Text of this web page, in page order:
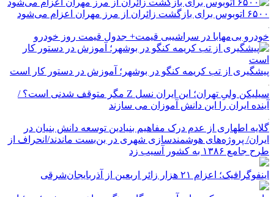
۶۵۰۰ اتوبوس برای بازگشت زائران از مرز مهران اعزام می‌شود
خودرو بی‌مهابا در سراشیبی قیمت+ جدول قیمت روز خودرو
پیشگیری از تب کریمه کنگو در بوشهر؛ آموزش در دستور کار است
سیلیکن ولیِ تهران؛ این ایران نسل Z مگر متوقف شدنی است؟ /
آینده ایران را این دانش آموزان می سازند
گلایه اطهاری از عدم درک مفاهیم بنیادین توسعه دانش بنیان در
ایران/ پروژه‌های هوشمندسازی شهری در بن‌بست ماندند/انحراف از
طرح جامع ۱۳۸۶ به کشور آسیب زد
اینفوگرافیک؛ اعزام ۲۱ هزار زائر اربعین از آذربایجان‌شرقی